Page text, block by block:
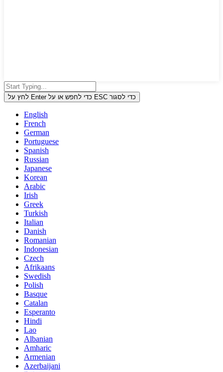
לחץ על Enter כדי לחפש או על ESC כדי לסגור
English
French
German
Portuguese
Spanish
Russian
Japanese
Korean
Arabic
Irish
Greek
Turkish
Italian
Danish
Romanian
Indonesian
Czech
Afrikaans
Swedish
Polish
Basque
Catalan
Esperanto
Hindi
Lao
Albanian
Amharic
Armenian
Azerbaijani